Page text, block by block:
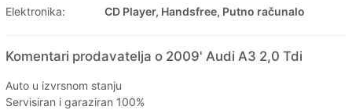
Elektronika:
CD Player, Handsfree, Putno računalo
Komentari prodavatelja o 2009' Audi A3 2,0 Tdi
Auto u izvrsnom stanju
Servisiran i garaziran 100%